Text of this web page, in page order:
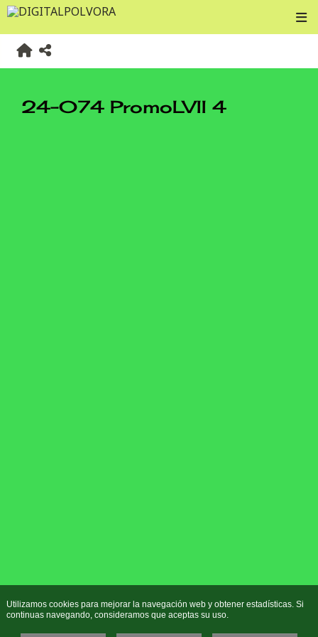
24-074 PromoLVII 4
Utilizamos cookies para mejorar la navegación web y obtener estadísticas. Si
continuas navegando, consideramos que aceptas su uso.